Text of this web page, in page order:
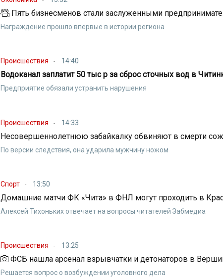
Пять бизнесменов стали заслуженными
Награждение прошло впервые в истории региона
Происшествия 14:40
Водоканал заплатит 50 тыс р за сброс сточных вод в
Предприятие обязали устранить нарушения
Происшествия 14:33
Несовершеннолетнюю забайкалку обвиняют в смерти
По версии следствия, она ударила мужчину ножом
Спорт 13:50
Домашние матчи ФК «Чита» в ФНЛ могут проходить в
Алексей Тихоньких отвечает на вопросы читателей Забмедиа
Происшествия 13:25
ФСБ нашла арсенал взрывчатки и детонаторов в
Решается вопрос о возбуждении уголовного дела